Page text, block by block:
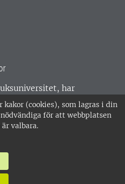
kakor (cookies), som lagras i din
för att webbplatsen
valbara.
har
Sverige. Huvudorter är
Umeå.SLU är
14001. •
202100-2817 •
av